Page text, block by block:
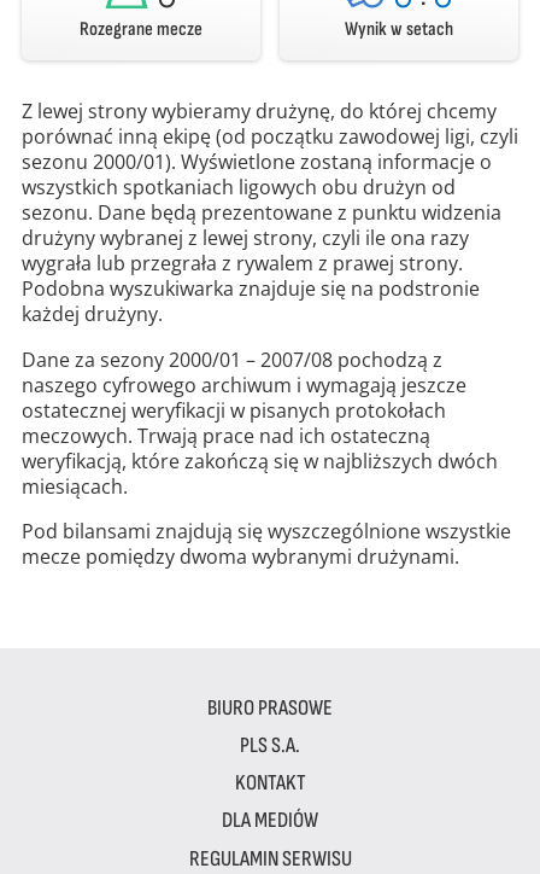
Rozegrane mecze Wynik w setach
Z lewej strony wybieramy drużynę, do której chcemy
porównać inną ekipę (od początku zawodowej ligi, czyli
sezonu 2000/01). Wyświetlone zostaną informacje o
wszystkich spotkaniach ligowych obu drużyn od
sezonu. Dane będą prezentowane z punktu widzenia
drużyny wybranej z lewej strony, czyli ile ona razy
wygrała lub przegrała z rywalem z prawej strony.
Podobna wyszukiwarka znajduje się na podstronie
każdej drużyny.
Dane za sezony 2000/01 – 2007/08 pochodzą z
naszego cyfrowego archiwum i wymagają jeszcze
ostatecznej weryfikacji w pisanych protokołach
meczowych. Trwają prace nad ich ostateczną
weryfikacją, które zakończą się w najbliższych dwóch
miesiącach.
Pod bilansami znajdują się wyszczególnione wszystkie
mecze pomiędzy dwoma wybranymi drużynami.
BIURO PRASOWE
PLS S.A.
KONTAKT
DLA MEDIÓW
REGULAMIN SERWISU